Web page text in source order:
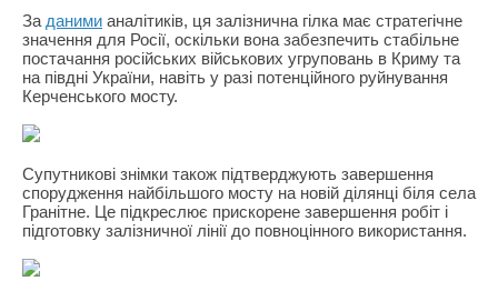
За даними аналітиків, ця залізнична гілка має стратегічне
значення для Росії, оскільки вона забезпечить стабільне
постачання російських військових угруповань в Криму та
на півдні України, навіть у разі потенційного руйнування
Керченського мосту.
Супутникові знімки також підтверджують завершення
спорудження найбільшого мосту на новій ділянці біля села
Гранітне. Це підкреслює прискорене завершення робіт і
підготовку залізничної лінії до повноцінного використання.